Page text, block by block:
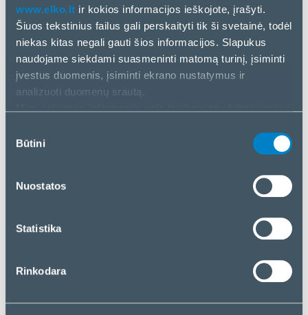
www.elko.lt ir kokios informacijos ieškojote, įrašyti.
Šiuos tekstinius failus gali perskaityti tik ši svetainė, todėl
niekas kitas negali gauti šios informacijos. Slapukus
naudojame siekdami suasmeninti matomą turinį, įsiminti
įvestus duomenis, įsiminti ekrano nustatymus ir
analizuoti duomenų srautą.
analizės partneriais. Jei su tuo sutinkate, spustelėkite
„Tvarkyti/atmesti“.
pasirinkimas
Būtini
Nuostatos
Statistika
Rinkodara
PocketBook